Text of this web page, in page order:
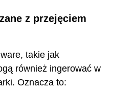
z przejęciem
takie jak
również ingerować w
Oznacza to: